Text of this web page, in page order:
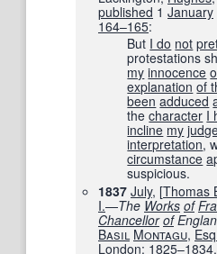
published 1 January
164–165:
But I do not
protestations
my innocence
explanation of
been adduced
thecharacter I
incline my
interpretation,
circumstance
suspicious.
1837 July, [Thomas
I.—The Works of
Chancellor of
Basil Montagu,
London: 1825–1834.